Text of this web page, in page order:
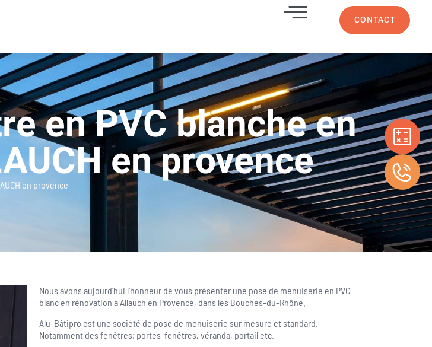
CONTACT
en PVC blanche en
en provence
en provence
Nous avons aujourd’hui l’honneur de vous présenter une pose de menuiserie en PVC
blanc en rénovation à Allauch en Provence, dans les Bouches-du-Rhône.
Alu-Bâtipro est une société de pose de menuiserie sur mesure et standard.
Notamment des fenêtres; portes-fenêtres, véranda, portail etc.